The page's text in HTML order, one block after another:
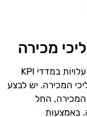
מכירה
אחד הצעדים הראשונים להפחתת עלויות במדדי KPI
המכירה. יש לבצע
החל
באמצעות